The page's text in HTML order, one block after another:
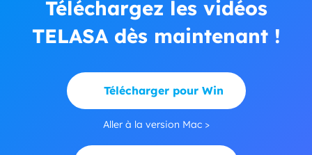
Téléchargez les vidéos
TELASA dès maintenant !
Télécharger pour Win
Aller à la version Mac >